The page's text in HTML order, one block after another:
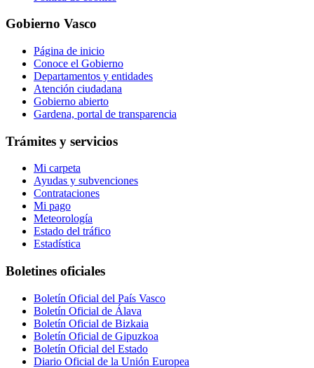
Gobierno Vasco
Página de inicio
Conoce el Gobierno
Departamentos y entidades
Atención ciudadana
Gobierno abierto
Gardena, portal de transparencia
Trámites y servicios
Mi carpeta
Ayudas y subvenciones
Contrataciones
Mi pago
Meteorología
Estado del tráfico
Estadística
Boletines oficiales
Boletín Oficial del País Vasco
Boletín Oficial de Álava
Boletín Oficial de Bizkaia
Boletín Oficial de Gipuzkoa
Boletín Oficial del Estado
Diario Oficial de la Unión Europea